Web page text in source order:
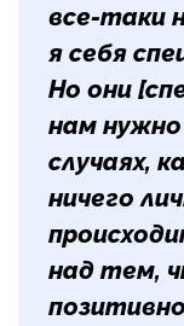
все-таки
я себя
Но они
нам
случаях,
ничего
над тем,